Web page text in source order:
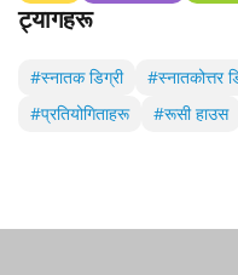
ट्यागहरू
#स्नातक डिग्री #स्नातकोत्तर
#प्रतियोगिताहरू
#रूसी हाउस